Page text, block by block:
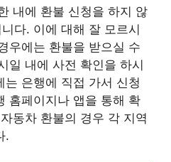
내에 환불 신청을 하지 않
다. 이에 대해 잘 모르시
우에는 환불을 받으실 수
일 내에 사전 확인을 하시
는 은행에 직접 가서 신청
홈페이지나 앱을 통해 확
동차 환불의 경우 각 지역
.